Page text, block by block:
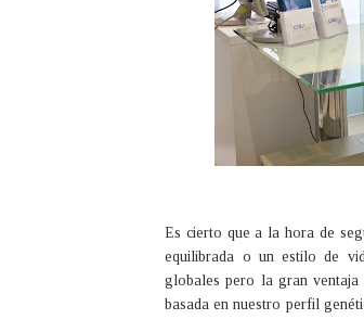
Es cierto que a la hora de
equilibrada o un estilo de
globales pero la gran ventaja
basada en nuestro perfil